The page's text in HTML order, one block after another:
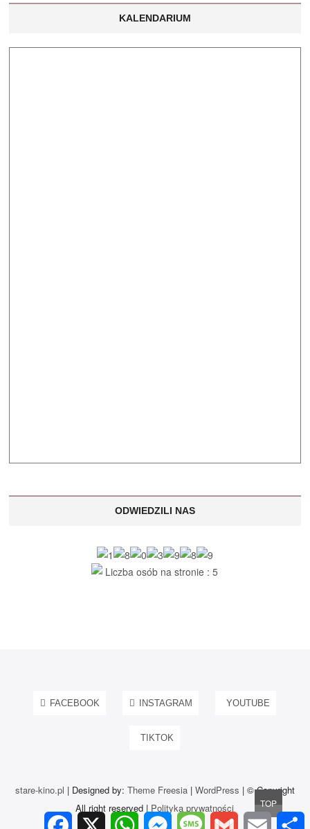
KALENDARIUM
ODWIEDZILI NAS
Liczba osób na stronie : 5
FACEBOOK INSTAGRAM YOUTUBE
TIKTOK
stare-kino.pl | Designed by: Theme Freesia| WordPress | © Copyright
All right reserved | Polityka prywatności
Go
to
TOP
F
X
W
M
M
G
E